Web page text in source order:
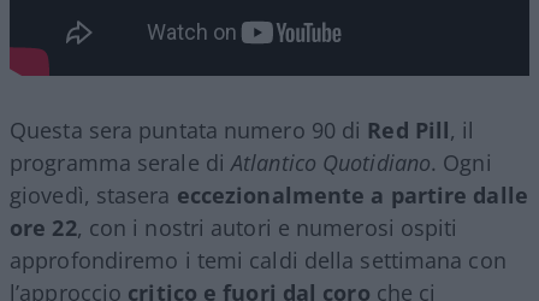
Questa sera puntata numero 90 di Red Pill, il
programma serale diAtlantico Quotidiano. Ogni
giovedì, stasera eccezionalmente a partire dalle
ore 22, con i nostri autori e numerosi ospiti
approfondiremo i temi caldi della settimana con
l’approccio critico e fuori dal coro che ci